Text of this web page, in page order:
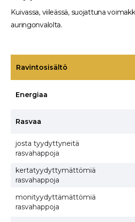
Kuivassa, viileässä, suojattuna
auringonvalolta.
Ravintosisältö
Energiaa
Rasvaa
josta tyydyttyneitä
rasvahappoja
kertatyydyttymättömiä
rasvahappoja
monityydyttämättömiä
rasvahappoja